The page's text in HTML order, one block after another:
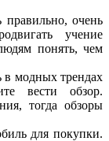
правильно, очень
учение
понять, чем
в модных трендах
вести обзор.
тогда обзоры
для покупки.